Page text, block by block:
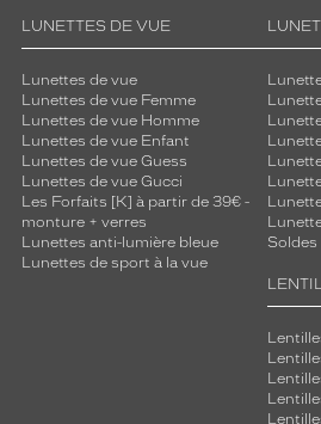
LUNETTES DE VUE
Lunettes de vue
Lunettes de vue Femme
Lunettes de vue Homme
Lunettes de vue Enfant
Lunettes de vue Guess
Lunettes de vue Gucci
Les Forfaits [K] à partir de 39€ -
monture + verres
Lunettes anti-lumière bleue
Lunettes de sport à la vue
Soldes